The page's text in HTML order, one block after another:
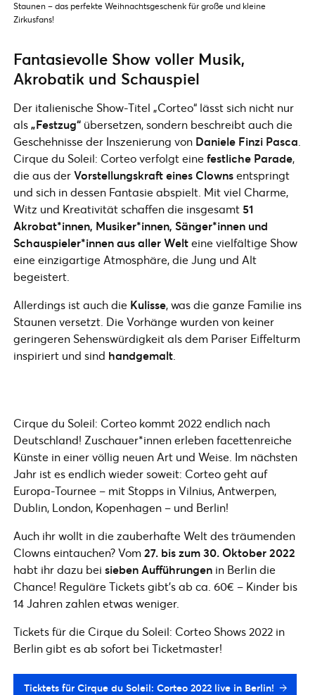
Staunen – das perfekte Weihnachtsgeschenk für große und kleine
Zirkusfans!
Fantasievolle Show voller Musik,
Akrobatik und Schauspiel
Der italienische Show-Titel „Corteo“ lässt sich nicht nur
als„Festzug“ übersetzen, sondern beschreibt auch die
Geschehnisse der Inszenierung von Daniele Finzi Pasca
Cirque du Soleil: Corteo verfolgt einefestliche Parade,
die aus derVorstellungskraft eines Clownsentspringt
und sich in dessen Fantasie abspielt. Mit viel Charme,
Witz und Kreativität schaffen die insgesamt 51
Akrobat*innen, Musiker*innen, Sänger*innen und
Schauspieler*innen aus aller Welteine vielfältige Show
eine einzigartige Atmosphäre, die Jung und Alt
begeistert.
Allerdings ist auch die Kulisse, was die ganze Familie ins
Staunen versetzt. Die Vorhänge wurden von keiner
geringeren Sehenswürdigkeit als dem Pariser Eiffelturm
inspiriert und sind handgemalt
Cirque du Soleil: Corteo kommt 2022 endlich nach
Deutschland! Zuschauer*innen erleben facettenreiche
Künste in einer völlig neuen Art und Weise. Im nächsten
Jahr ist es endlich wieder soweit: Corteo geht auf
Europa-Tournee – mit Stopps in Vilnius, Antwerpen,
Dublin, London, Kopenhagen – und Berlin!
Auch ihr wollt in die zauberhafte Welt des träumenden
Clowns eintauchen? Vom27. bis zum 30. Oktober 2022
habt ihr dazu bei sieben Aufführungen in Berlin die
Chance! Reguläre Tickets gibt’s ab ca. 60€ – Kinder bis
14 Jahren zahlen etwas weniger.
Tickets für die Cirque du Soleil: Corteo Shows 2022 in
Berlin gibt es ab sofort bei Ticketmaster!
Ticktets für Cirque du Soleil: Corteo 2022 live in Berlin!